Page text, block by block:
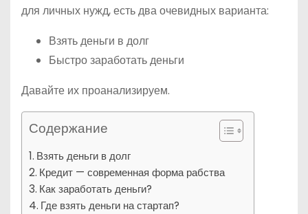
для личных нужд, есть два очевидных варианта:
Взять деньги в долг
Быстро заработать деньги
Давайте их проанализируем.
Содержание
Взять деньги в долг
Кредит — современная форма рабства
Как заработать деньги?
Где взять деньги на стартап?